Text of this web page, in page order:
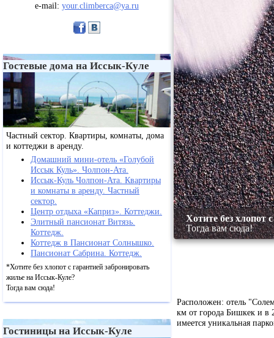
e-mail: your.climberca@ya.ru
Гостевые дома на Иссык-Куле
Частный сектор. Квартиры, комнаты, дома
и коттеджи в аренду.
Домашний мини-отель «Голубой
Иссык Куль». Чолпон-Ата.
Иссык-Куль Чолпон-Ата. Квартиры
и комнаты в аренду. Частный
сектор.
Центр отдыха «Каприз». Коттеджи.
Элитный пансионат Витязь.
Коттедж.
Коттедж в Пансионат Солнышко.
Пансионат Сабрина. Коттедж.
*Хотите без хлопот с гарантией забронировать
жилье на Иссык-Куле?
Тогда вам сюда!
Гостиницы на Иссык-Куле
на Иссык-Куле?
Хотите без хлопот
Тогда вам сюда!
Расположен: отель
км от города Бишкек и в
имеется уникальная